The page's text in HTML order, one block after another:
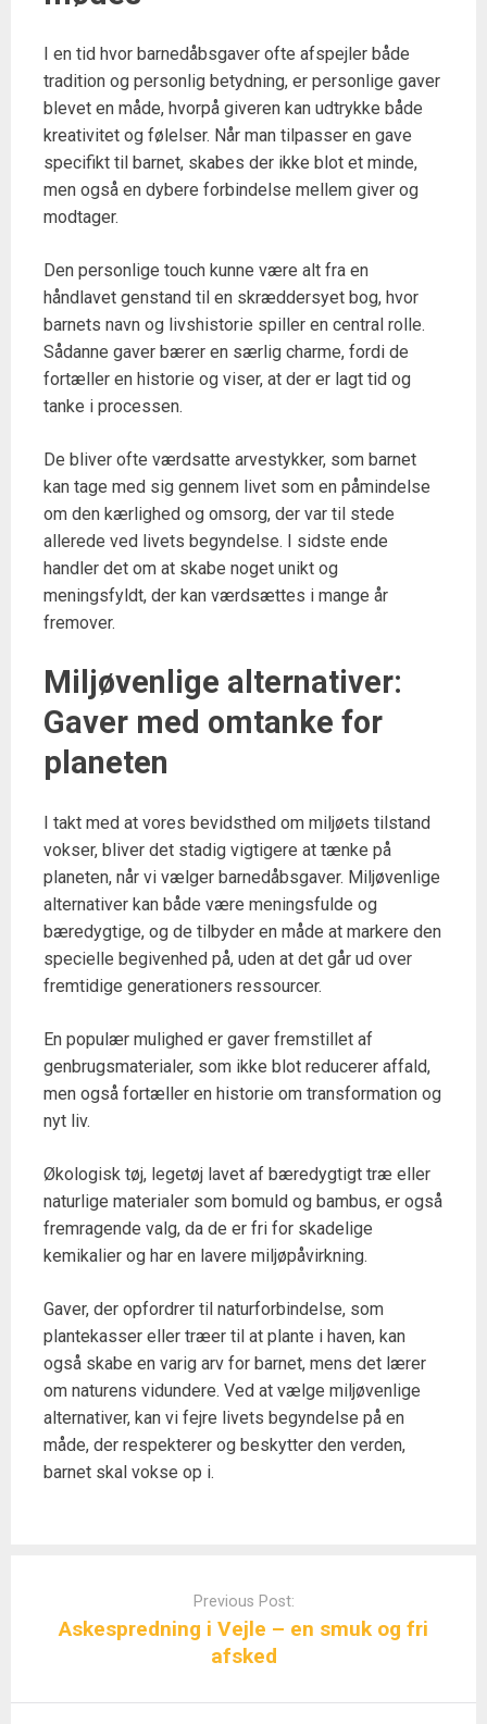
I en tid hvor barnedåbsgaver ofte afspejler både
tradition og personlig betydning, er personlige gaver
blevet en måde, hvorpå giveren kan udtrykke både
kreativitet og følelser. Når man tilpasser en gave
specifikt til barnet, skabes der ikke blot et minde,
men også en dybere forbindelse mellem giver og
modtager.
Den personlige touch kunne være alt fra en
håndlavet genstand til en skræddersyet bog, hvor
barnets navn og livshistorie spiller en central rolle.
Sådanne gaver bærer en særlig charme, fordi de
fortæller en historie og viser, at der er lagt tid og
tanke i processen.
De bliver ofte værdsatte arvestykker, som barnet
kan tage med sig gennem livet som en påmindelse
om den kærlighed og omsorg, der var til stede
allerede ved livets begyndelse. I sidste ende
handler det om at skabe noget unikt og
meningsfyldt, der kan værdsættes i mange år
fremover.
Miljøvenlige alternativer:
Gaver med omtanke for
planeten
I takt med at vores bevidsthed om miljøets tilstand
vokser, bliver det stadig vigtigere at tænke på
planeten, når vi vælger barnedåbsgaver. Miljøvenlige
alternativer kan både være meningsfulde og
bæredygtige, og de tilbyder en måde at markere den
specielle begivenhed på, uden at det går ud over
fremtidige generationers ressourcer.
En populær mulighed er gaver fremstillet af
genbrugsmaterialer, som ikke blot reducerer affald,
men også fortæller en historie om transformation og
nyt liv.
Økologisk tøj, legetøj lavet af bæredygtigt træ eller
naturlige materialer som bomuld og bambus, er også
fremragende valg, da de er fri for skadelige
kemikalier og har en lavere miljøpåvirkning.
Gaver, der opfordrer til naturforbindelse, som
plantekasser eller træer til at plante i haven, kan
også skabe en varig arv for barnet, mens det lærer
om naturens vidundere. Ved at vælge miljøvenlige
alternativer, kan vi fejre livets begyndelse på en
måde, der respekterer og beskytter den verden,
barnet skal vokse op i.
Previous Post:
Askespredning i Vejle – en smuk og fri
afsked